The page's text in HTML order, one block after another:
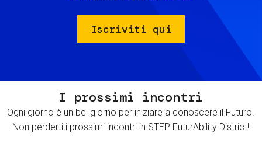
Iscriviti qui
I prossimi incontri
Ogni giorno è un bel giorno per iniziare a conoscere il Futuro.
Non perderti i prossimi incontri in STEP FuturAbility District!